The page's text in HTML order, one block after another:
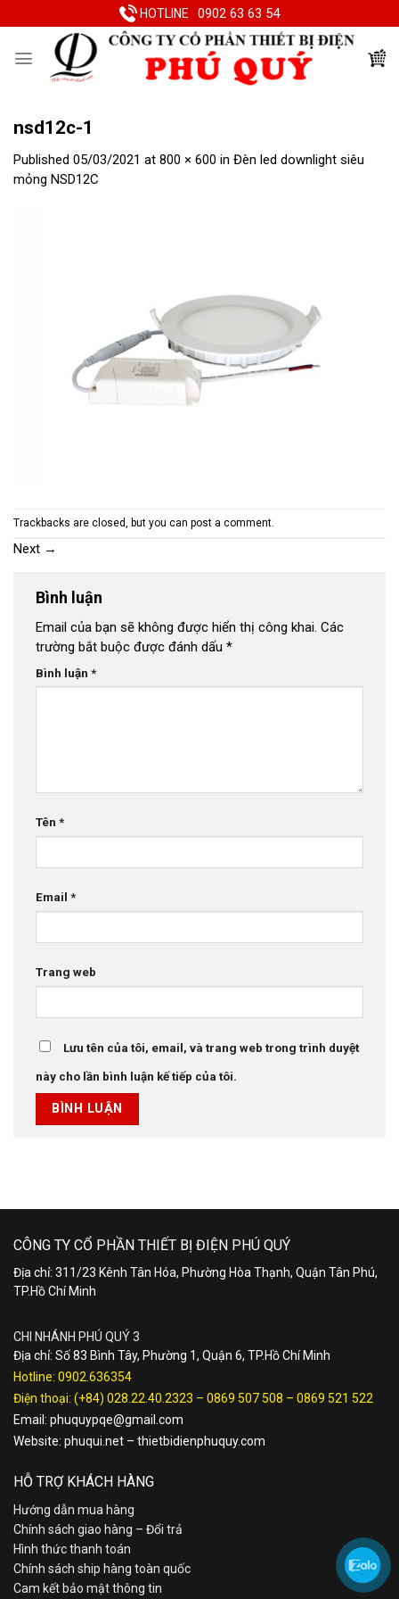
to
HOTLINE 0902 63 63 54
nsd12c-1
Published 05/03/2021 at 800 × 600 in Đèn led downlight siêu
mỏng NSD12C
Trackbacks are closed, but you can post a comment.
Next →
Bình luận
Email của bạn sẽ không được hiển thị công khai. Các
trường bắt buộc được đánh dấu *
Bình luận *
Tên *
Email *
Trang web
Lưu tên của tôi, email, và trang web trong trình duyệt
này cho lần bình luận kế tiếp của tôi.
CÔNG TY CỔ PHẦN THIẾT BỊ ĐIỆN PHÚ QUÝ
Địa chỉ: 311/23 Kênh Tân Hóa, Phường Hòa Thạnh, Quận Tân Phú,
TP.Hồ Chí Minh
CHI NHÁNH PHÚ QUÝ 3
Địa chỉ: Số 83 Bình Tây, Phường 1, Quận 6, TP.Hồ Chí Minh
Hotline: 0902.636354
Điện thoại: (+84) 028.22.40.2323 – 0869 507 508 – 0869 521 522
Email: phuquypqe@gmail.com
Website: phuqui.net – thietbidienphuquy.com
HỖ TRỢ KHÁCH HÀNG
Hướng dẫn mua hàng
Chính sách giao hàng – Đổi trả
Hình thức thanh toán
Chính sách ship hàng toàn quốc
Cam kết bảo mật thông tin